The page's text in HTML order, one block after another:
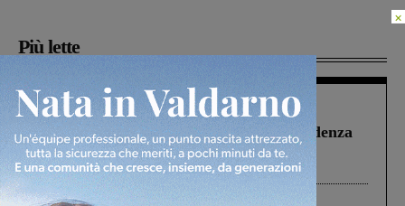
Più lette
Figline Incisa Valdarno 1 Agosto 2026
Piscina di Figline finanziata oltre la scadenza
Pnrr, il gruppo di Fratelli d’Italia: “Un
ringraziamento al Governo”
×